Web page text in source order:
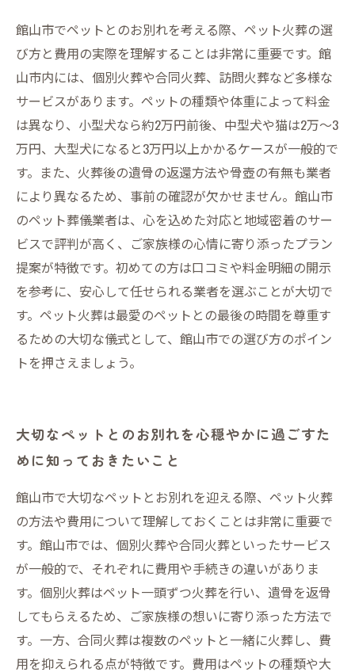
館山市でペットとのお別れを考える際、ペット火葬の選
び方と費用の実際を理解することは非常に重要です。館
山市内には、個別火葬や合同火葬、訪問火葬など多様な
サービスがあります。ペットの種類や体重によって料金
は異なり、小型犬なら約2万円前後、中型犬や猫は2万〜3
万円、大型犬になると3万円以上かかるケースが一般的で
す。また、火葬後の遺骨の返還方法や骨壺の有無も業者
により異なるため、事前の確認が欠かせません。館山市
のペット葬儀業者は、心を込めた対応と地域密着のサー
ビスで評判が高く、ご家族様の心情に寄り添ったプラン
提案が特徴です。初めての方は口コミや料金明細の開示
を参考に、安心して任せられる業者を選ぶことが大切で
す。ペット火葬は最愛のペットとの最後の時間を尊重す
るための大切な儀式として、館山市での選び方のポイン
トを押さえましょう。
大切なペットとのお別れを心穏やかに過ごすた
めに知っておきたいこと
館山市で大切なペットとお別れを迎える際、ペット火葬
の方法や費用について理解しておくことは非常に重要で
す。館山市では、個別火葬や合同火葬といったサービス
が一般的で、それぞれに費用や手続きの違いがありま
す。個別火葬はペット一頭ずつ火葬を行い、遺骨を返骨
してもらえるため、ご家族様の想いに寄り添った方法で
す。一方、合同火葬は複数のペットと一緒に火葬し、費
用を抑えられる点が特徴です。費用はペットの種類や大